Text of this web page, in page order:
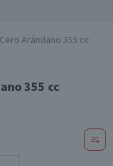
Arándano 355 cc
355 cc